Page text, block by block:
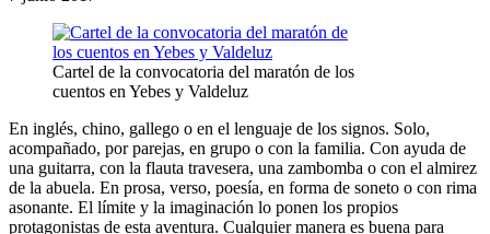
Cartel de la convocatoria del maratón de los
cuentos en Yebes y Valdeluz
En inglés, chino, gallego o en el lenguaje de los signos. Solo,
acompañado, por parejas, en grupo o con la familia. Con ayuda de
una guitarra, con la flauta travesera, una zambomba o con el almirez
de la abuela. En prosa, verso, poesía, en forma de soneto o con rima
asonante. El límite y la imaginación lo ponen los propios
protagonistas de esta aventura. Cualquier manera es buena para